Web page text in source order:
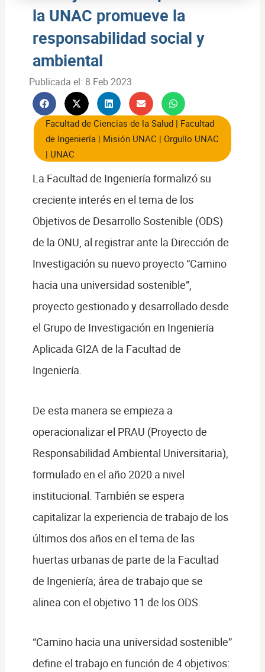
la UNAC promueve la
responsabilidad social y
ambiental
Publicada el: 8 Feb 2023
Facultad de Ciencias de la Salud| Facultad
de Ingeniería| Misión UNAC | Orgullo UNAC
| UNAC
La Facultad de Ingeniería formalizó su
creciente interés en el tema de los
Objetivos de Desarrollo Sostenible (ODS)
de la ONU, al registrar ante la Dirección de
Investigación su nuevo proyecto “Camino
hacia una universidad sostenible”,
proyecto gestionado y desarrollado desde
el Grupo de Investigación en Ingeniería
Aplicada GI2A de la Facultad de
Ingeniería.
De esta manera se empieza a
operacionalizar el PRAU (Proyecto de
Responsabilidad Ambiental Universitaria),
formulado en el año 2020 a nivel
institucional. También se espera
capitalizar la experiencia de trabajo de los
últimos dos años en el tema de las
huertas urbanas de parte de la Facultad
de Ingeniería; área de trabajo que se
alinea con el objetivo 11 de los ODS.
“Camino hacia una universidad sostenible”
define el trabajo en función de 4 objetivos: